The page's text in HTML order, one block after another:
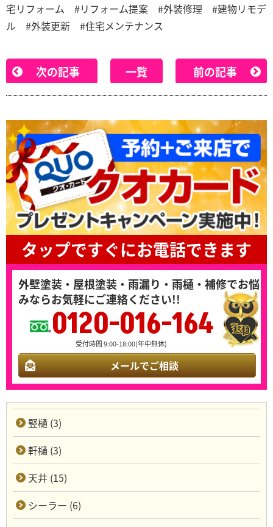
宅リフォーム #リフォーム提案 #外装修理 #建物リモデ
ル #外装更新 #住宅メンテナンス
次の記事 一覧 前の記事
タップですぐにお電話できます
外壁塗装・屋根塗装・雨漏り・雨樋・補修でお悩
みならお気軽にご連絡ください!!
0120-016-164
受付時間 9:00-18:00(年中無休)
メールでご相談
竪樋 (3)
軒樋 (3)
天井 (15)
シーラー (6)